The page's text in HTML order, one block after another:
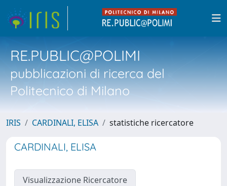
RE.PUBLIC@POLIMI
pubblicazioni di ricerca del
Politecnico di Milano
IRIS CARDINALI, ELISA statistiche ricercatore
CARDINALI, ELISA
Visualizzazione Ricercatore